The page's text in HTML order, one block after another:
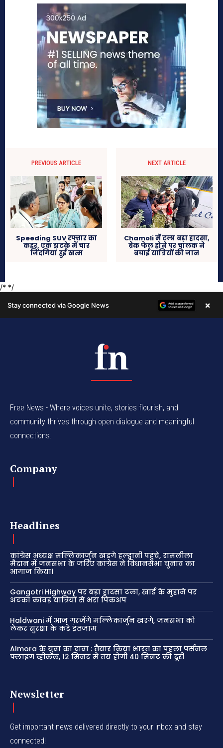
Free News - Where voices unite, stories flourish, and
community thrives through open dialogue and meaningful
connections.
Company
Headlines
कांग्रेस अध्यक्ष मल्लिकार्जुन खड़गे हल्द्वानी पहुंचे, रामलीला
मैदान में जनसभा के जरिए कांग्रेस ने विधानसभा चुनाव का
आगाज किया।
Gangotri Highway पर बड़ा हादसा टला, खाई के मुहाने पर
अटका कांवड़ यात्रियों से भरा पिकअप
Haldwani में आज गरजेंगे मल्लिकार्जुन खरगे, जनसभा को
लेकर सुरक्षा के कड़े इंतजाम
Almora के युवा का दावा : तैयार किया भारत का पहला पर्सनल
फ्लाइंग व्हीकल, 12 मिनट में तय होगी 40 मिनट की दूरी
Newsletter
Get important news delivered directly to your inbox and stay
connected!